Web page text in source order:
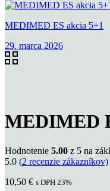
MEDIMED ES akcia 5+1
29. marca 2026
MEDIMED
Hodnotenie 5.00 z 5 na
5.0 (2 recenzie zákazníkov)
10,50 € s DPH 23%